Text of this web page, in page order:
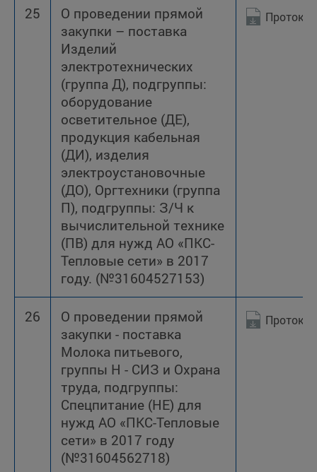
25
О проведении прямой
закупки – поставка
Изделий
электротехнических
(группа Д), подгруппы:
оборудование
осветительное (ДЕ),
продукция кабельная
(ДИ), изделия
электроустановочные
(ДО), Оргтехники (группа
П), подгруппы: З/Ч к
вычислительной технике
(ПВ) для нужд АО «ПКС-
Тепловые сети» в 2017
году. (№31604527153)
Протокол
26
О проведении прямой
закупки - поставка
Молока питьевого,
группы Н - СИЗ и Охрана
труда, подгруппы:
Спецпитание (НЕ) для
нужд АО «ПКС-Тепловые
сети» в 2017 году
(№31604562718)
Протокол